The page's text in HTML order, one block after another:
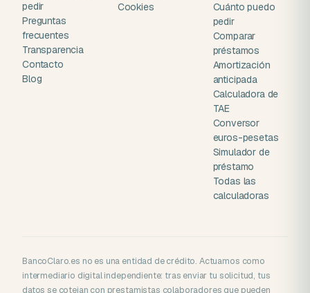
pedir
Preguntas
frecuentes
Transparencia
Contacto
Blog
Cookies
Cuánto puedo
pedir
Comparar
préstamos
Amortización
anticipada
Calculadora de
TAE
Conversor
euros-pesetas
Simulador de
préstamo
Todas las
calculadoras
BancoClaro.es no es una entidad de crédito. Actuamos como
intermediario digital independiente: tras enviar tu solicitud, tus
datos se cotejan con prestamistas colaboradores que pueden